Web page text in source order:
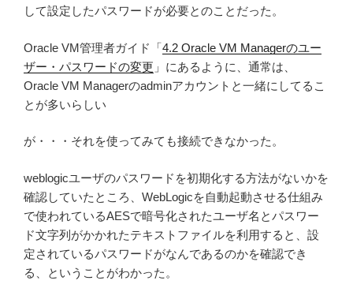
して設定したパスワードが必要とのことだった。
Oracle VM管理者ガイド「4.2 Oracle VM Managerのユー
ザー・パスワードの変更 」にあるように、通常は、
Oracle VM Managerのadminアカウントと一緒にしてるこ
とが多いらしい
が・・・それを使ってみても接続できなかった。
weblogicユーザのパスワードを初期化する方法がないかを
確認していたところ、WebLogicを自動起動させる仕組み
で使われているAESで暗号化されたユーザ名とパスワー
ド文字列がかかれたテキストファイルを利用すると、設
定されているパスワードがなんであるのかを確認でき
る、ということがわかった。